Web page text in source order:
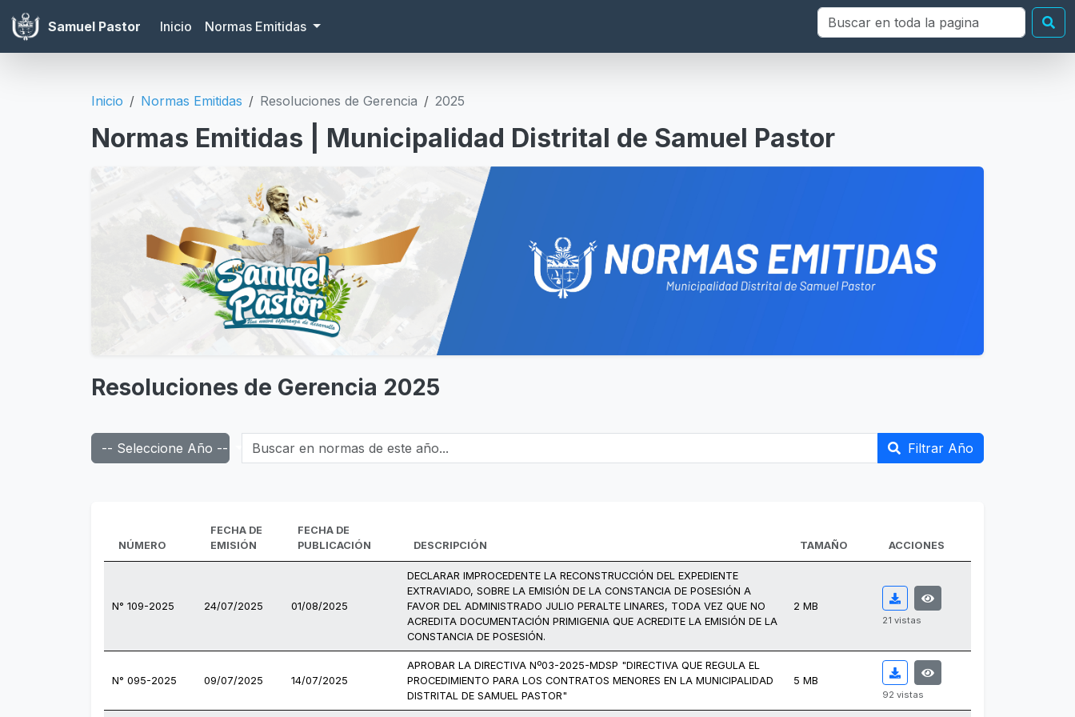
Samuel Pastor Inicio Normas Emitidas
Buscar en toda la página
Inicio Normas Emitidas Resoluciones de Gerencia 2025
Normas Emitidas | Municipalidad Distrital de Samuel Pastor
Resoluciones de Gerencia 2025
-- Seleccione Año -- Buscar en normas de este año... Filtrar Año
NÚMERO
FECHA DE
EMISIÓN
FECHA DE
PUBLICACIÓN
DESCRIPCIÓN TAMAÑO ACCIONES
N° 109-2025 24/07/2025 01/08/2025
DECLARAR IMPROCEDENTE LA RECONSTRUCCIÓN DEL EXPEDIENTE
EXTRAVIADO, SOBRE LA EMISIÓN DE LA CONSTANCIA DE POSESIÓN A
FAVOR DEL ADMINISTRADO JULIO PERALTE LINARES, TODA VEZ QUE NO
ACREDITA DOCUMENTACIÓN PRIMIGENIA QUE ACREDITE LA EMISIÓN DE LA
CONSTANCIA DE POSESIÓN.
2 MB
21 vistas
N° 095-2025 09/07/2025 14/07/2025
APROBAR LA DIRECTIVA Nº03-2025-MDSP "DIRECTIVA QUE REGULA EL
PROCEDIMIENTO PARA LOS CONTRATOS MENORES EN LA MUNICIPALIDAD
DISTRITAL DE SAMUEL PASTOR"
5 MB
92 vistas